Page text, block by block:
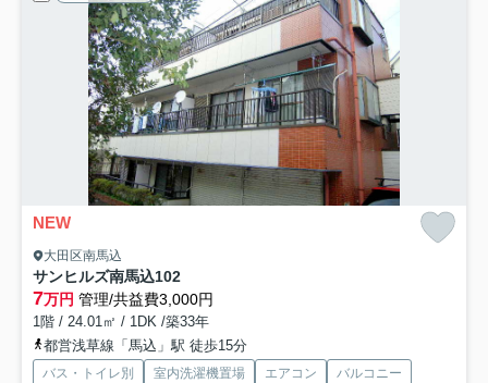
NEW
大田区南馬込
サンヒルズ南馬込102
7万円 管理/共益費3,000円
1階 / 24.01㎡ / 1DK /築33年
都営浅草線「馬込」駅 徒歩15分
バス・トイレ別 室内洗濯機置場 エアコン
バルコニー